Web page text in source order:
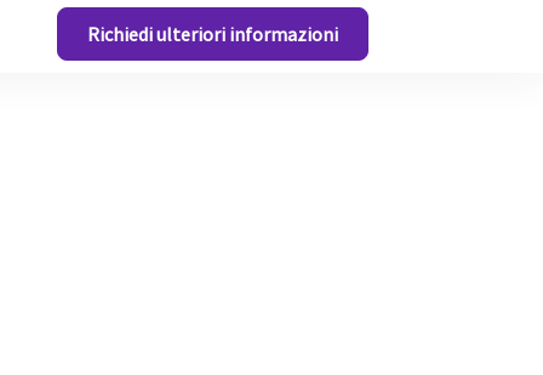
Richiedi ulteriori informazioni